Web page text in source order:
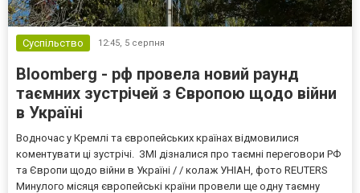
Суспільство 12:45, 5 серпня
Bloomberg - рф провела новий раунд
таємних зустрічей з Європою щодо війни
в Україні
Водночас у Кремлі та європейських країнах відмовилися
коментувати ці зустрічі. ЗМІ дізналися про таємні переговори РФ
та Європи щодо війни в Україні / / колаж УНІАН, фото REUTERS
Минулого місяця європейські країни провели ще одну таємну